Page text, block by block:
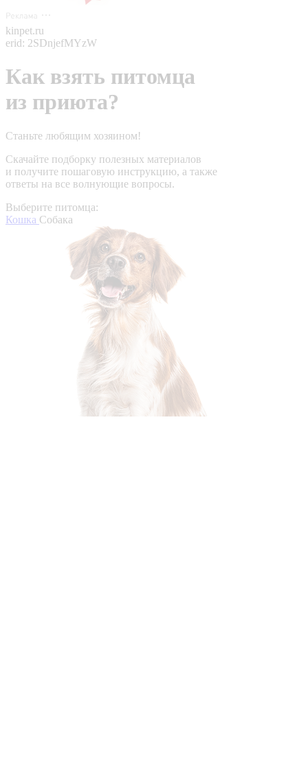
kinpet.ru
erid: 2SDnjefMYzW
Как взять питомца
из приюта?
Станьте любящим хозяином!
Скачайте подборку полезных материалов
и получите пошаговую инструкцию, а также
ответы на все волнующие вопросы.
Выберите питомца:
Кошка Собака